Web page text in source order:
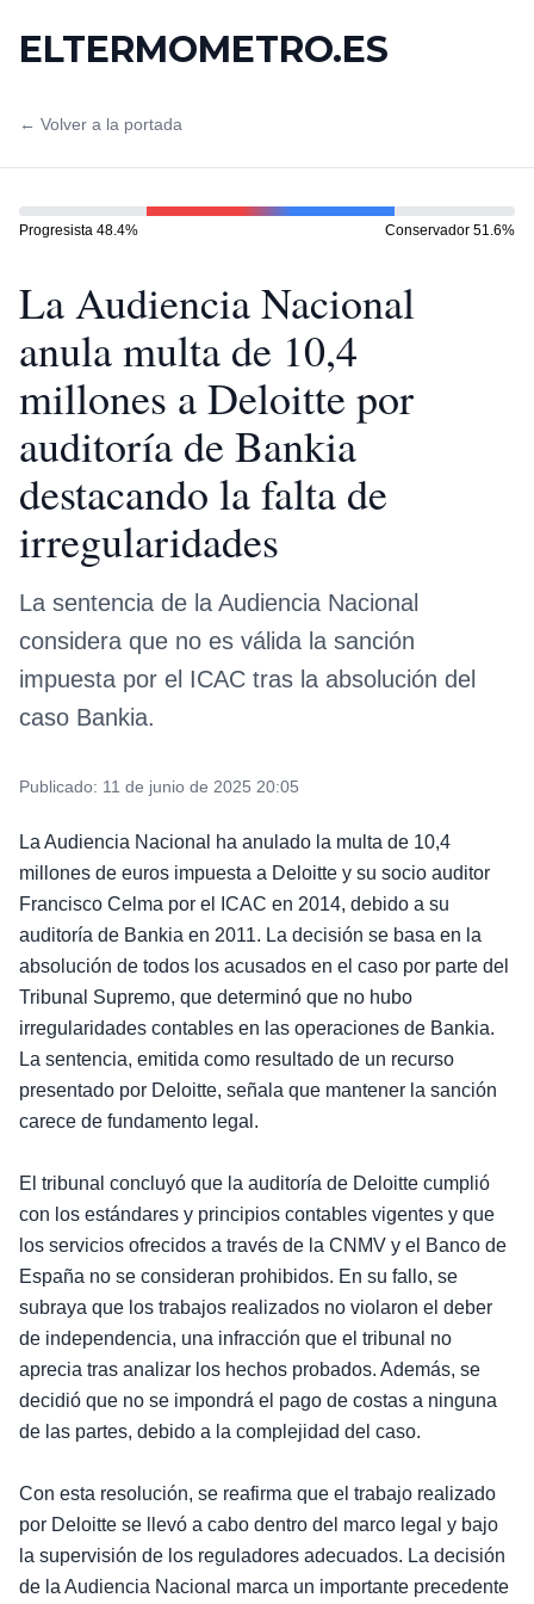
ELTERMOMETRO.ES
← Volver a la portada
Progresista 48.4% Conservador 51.6%
La Audiencia Nacional
anula multa de 10,4
millones a Deloitte por
auditoría de Bankia
destacando la falta de
irregularidades
La sentencia de la Audiencia Nacional
considera que no es válida la sanción
impuesta por el ICAC tras la absolución del
caso Bankia.
Publicado: 11 de junio de 2025 20:05
La Audiencia Nacional ha anulado la multa de 10,4
millones de euros impuesta a Deloitte y su socio auditor
Francisco Celma por el ICAC en 2014, debido a su
auditoría de Bankia en 2011. La decisión se basa en la
absolución de todos los acusados en el caso por parte del
Tribunal Supremo, que determinó que no hubo
irregularidades contables en las operaciones de Bankia.
La sentencia, emitida como resultado de un recurso
presentado por Deloitte, señala que mantener la sanción
carece de fundamento legal.
El tribunal concluyó que la auditoría de Deloitte cumplió
con los estándares y principios contables vigentes y que
los servicios ofrecidos a través de la CNMV y el Banco de
España no se consideran prohibidos. En su fallo, se
subraya que los trabajos realizados no violaron el deber
de independencia, una infracción que el tribunal no
aprecia tras analizar los hechos probados. Además, se
decidió que no se impondrá el pago de costas a ninguna
de las partes, debido a la complejidad del caso.
Con esta resolución, se reafirma que el trabajo realizado
por Deloitte se llevó a cabo dentro del marco legal y bajo
la supervisión de los reguladores adecuados. La decisión
de la Audiencia Nacional marca un importante precedente